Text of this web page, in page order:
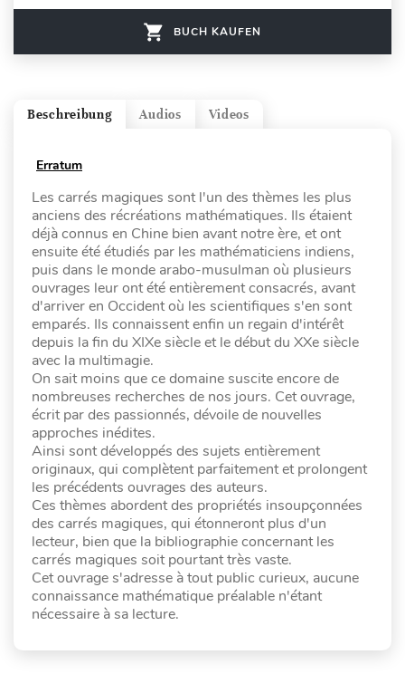
BUCH KAUFEN
Videos
Audios
Beschreibung
Erratum
Les carrés magiques sont l'un des thèmes les plus
anciens des récréations mathématiques. Ils étaient
déjà connus en Chine bien avant notre ère, et ont
ensuite été étudiés par les mathématiciens indiens,
puis dans le monde arabo-musulman où plusieurs
ouvrages leur ont été entièrement consacrés, avant
d'arriver en Occident où les scientifiques s'en sont
emparés. Ils connaissent enfin un regain d'intérêt
depuis la fin du XIXe siècle et le début du XXe siècle
avec la multimagie.
On sait moins que ce domaine suscite encore de
nombreuses recherches de nos jours. Cet ouvrage,
écrit par des passionnés, dévoile de nouvelles
approches inédites.
Ainsi sont développés des sujets entièrement
originaux, qui complètent parfaitement et prolongent
les précédents ouvrages des auteurs.
Ces thèmes abordent des propriétés insoupçonnées
des carrés magiques, qui étonneront plus d'un
lecteur, bien que la bibliographie concernant les
carrés magiques soit pourtant très vaste.
Cet ouvrage s'adresse à tout public curieux, aucune
connaissance mathématique préalable n'étant
nécessaire à sa lecture.